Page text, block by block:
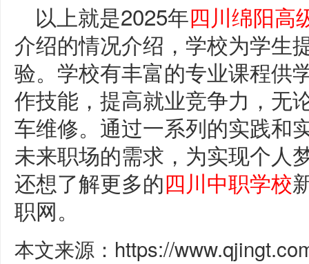
以上就是2025年四川绵阳高
介绍的情况介绍，学校为学生
验。学校有丰富的专业课程供
作技能，提高就业竞争力，无
车维修。通过一系列的实践和
未来职场的需求，为实现个人
还想了解更多的四川中职学校
职网。
本文来源：https://